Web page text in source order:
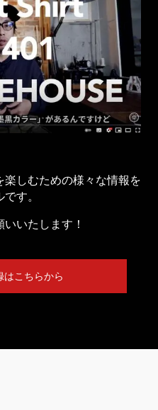
しむための様々な情報を
す。
いたします！
はこちらから